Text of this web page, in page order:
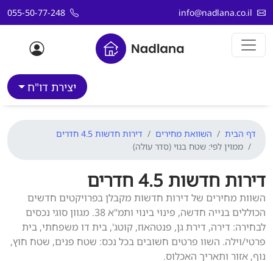
דלג לתוכן
info@nadlana.co.il
055-50-77-248
יצירת דו"ח
דף הבית השוואת מחירים
דירות חדשות 4.5 חדרים
ממוין לפי: שטח בנוי (סדר עולה)
דירות חדשות 4.5 חדרים
השוות מחירים של דירות חדשות מקבלן בפרויקטים חדשים
הכוללים בנייה חדשה, פינוי בינוי ותמ"א 38. מגוון סוגי נכסים
לבחירה: דירה, דירת גן, פנטהאוז, קוטג', בית דו משפחתי, בית
פרטי/וילה. השוו פרטים חשובים בכל נכס: שטח פנים, שטח חוץ,
נוף, אזור ותאריך האכלוס.